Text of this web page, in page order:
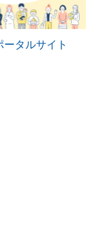
ータルサイト